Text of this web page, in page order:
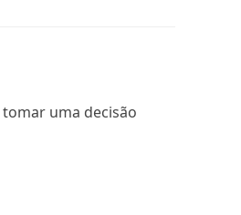
uma decisão